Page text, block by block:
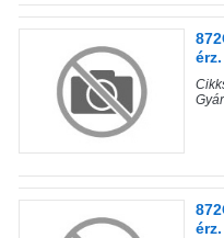
érz.
érz.